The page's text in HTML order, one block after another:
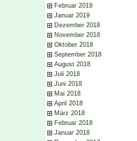
Februar 2019
Januar 2019
Dezember 2018
November 2018
Oktober 2018
September 2018
August 2018
Juli 2018
Juni 2018
Mai 2018
April 2018
März 2018
Februar 2018
Januar 2018